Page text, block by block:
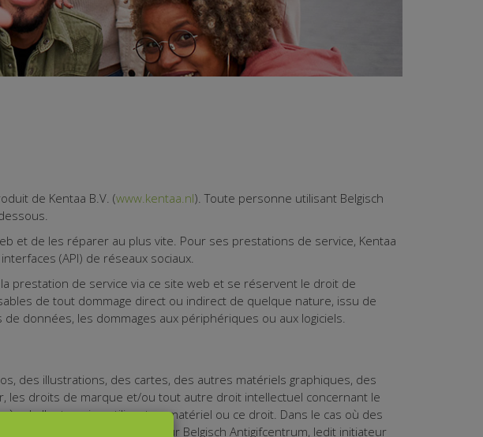
de Kentaa B.V. (www.kentaa.nl). Toute personne utilisant Belgisch
et de les réparer au plus vite. Pour ses prestations de service, Kentaa
(API) de réseaux sociaux.
prestation de service via ce site web et se réservent le droit de
de tout dommage direct ou indirect de quelque nature, issu de
données, les dommages aux périphériques ou aux logiciels.
des illustrations, des cartes, des autres matériels graphiques, des
les droits de marque et/ou tout autre droit intellectuel concernant le
de l'entreprise utilisant ce matériel ou ce droit. Dans le cas où des
un gestionnaire de projet sur Belgisch Antigifcentrum, ledit initiateur